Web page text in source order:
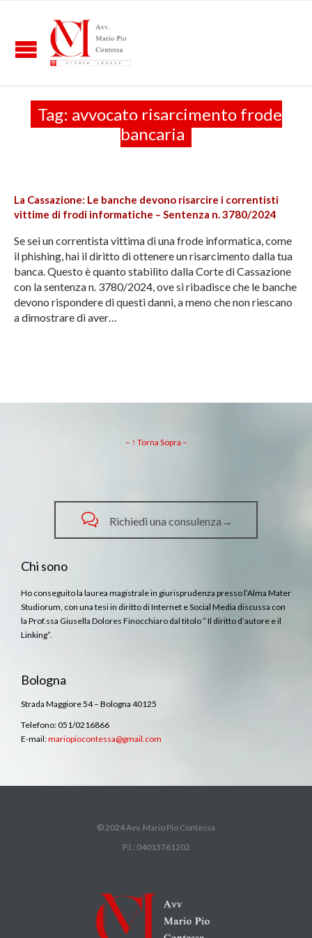
Tag: avvocato risarcimento frode
bancaria
La Cassazione: Le banche devono risarcire i correntisti
vittime di frodi informatiche – Sentenza n. 3780/2024
Se sei un correntista vittima di una frode informatica, come
il phishing, hai il diritto di ottenere un risarcimento dalla tua
banca. Questo è quanto stabilito dalla Corte di Cassazione
con la sentenza n. 3780/2024, ove si ribadisce che le banche
devono rispondere di questi danni, a meno che non riescano
a dimostrare di aver…
– ↑ Torna Sopra –
 Richiedi una consulenza→
Chi sono
Ho conseguito la laurea magistrale in giurisprudenza presso l’Alma Mater
Studiorum, con una tesi in diritto di Internet e Social Media discussa con
la Prof.ssa Giusella Dolores Finocchiaro dal titolo ” Il diritto d’autore e il
Linking”.
Bologna
Strada Maggiore 54 – Bologna 40125
Telefono: 051/0216866
E-mail:mariopiocontessa@gmail.com
© 2024 Avv. Mario Pio Contessa
P.I.: 04013761202